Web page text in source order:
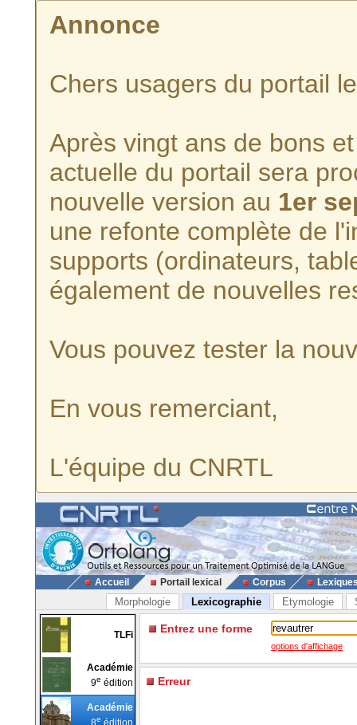
Annonce
Chers usagers du portail
Après vingt ans de bons
actuelle du portail sera
nouvelle version au 1er
une refonte complète de
supports (ordinateurs,
également de nouvelles
Vous pouvez tester la
En vous remerciant,
L'équipe du CNRTL
Accueil Portail lexical Corpus
Morphologie Lexicographie Etymologie
TLFi
Académie
9e édition
Académie
8e édition
Entrez une forme
options d'affichage
Erreur